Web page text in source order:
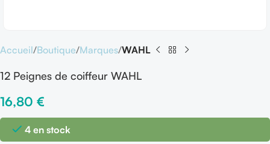
Accueil Boutique Marques WAHL
12 Peignes de coiffeur WAHL
16,80 €
4 en stock